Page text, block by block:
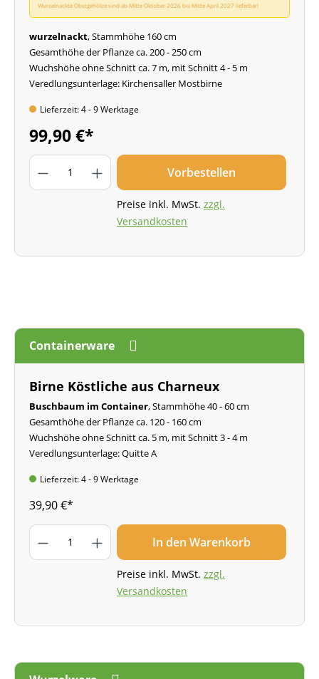
Wurzelnackte Obstgehölze sind ab Mitte Oktober 2026 bis Mitte April 2027 lieferbar!
wurzelnackt, Stammhöhe 160 cm
Gesamthöhe der Pflanze ca. 200 - 250 cm
Wuchshöhe ohne Schnitt ca. 7 m, mit Schnitt 4 - 5 m
Veredlungsunterlage: Kirchensaller Mostbirne
Lieferzeit: 4 - 9 Werktage
99,90 €*
Vorbestellen
Preise inkl. MwSt. zzgl.
Versandkosten
Containerware
Birne Köstliche aus Charneux
Buschbaum im Container, Stammhöhe 40 - 60 cm
Gesamthöhe der Pflanze ca. 120 - 160 cm
Wuchshöhe ohne Schnitt ca. 5 m, mit Schnitt 3 - 4 m
Veredlungsunterlage: Quitte A
Lieferzeit: 4 - 9 Werktage
39,90 €*
In den Warenkorb
Preise inkl. MwSt. zzgl.
Versandkosten